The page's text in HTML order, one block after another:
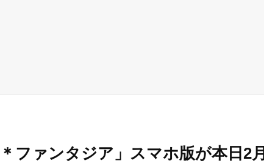
ファンタジア」スマホ版が本日2月